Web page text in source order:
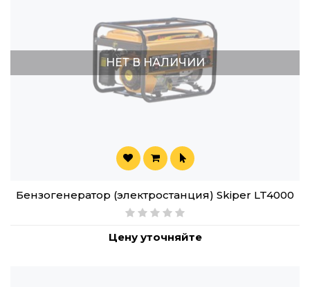
НЕТ В НАЛИЧИИ
Бензогенератор (электростанция) Skiper LT4000
Цену уточняйте